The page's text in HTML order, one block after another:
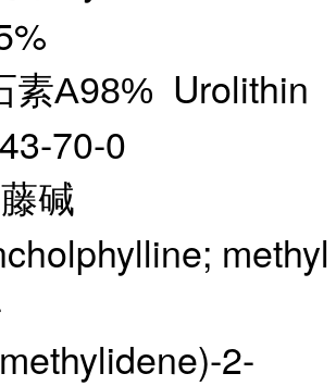
素A98% Urolithin
70-0
碱
methyl
2-